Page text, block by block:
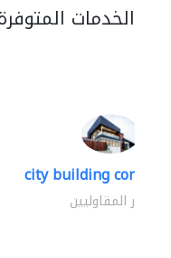
الخدمات
city building
كبار المقاوليين